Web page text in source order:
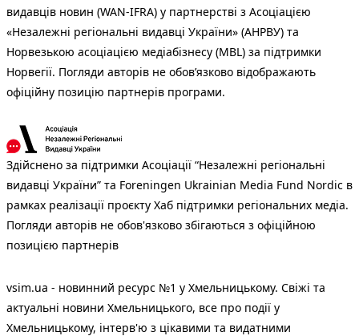
видавців новин (WAN-IFRA) у партнерстві з Асоціацією
«Незалежні регіональні видавці України» (АНРВУ) та
Норвезькою асоціацією медіабізнесу (MBL) за підтримки
Норвегії. Погляди авторів не обов’язково відображають
офіційну позицію партнерів програми.
Здійснено за підтримки Асоціації “Незалежні регіональні
видавці України” та Foreningen Ukrainian Media Fund Nordic в
рамках реалізації проєкту Хаб підтримки регіональних медіа.
Погляди авторів не обов'язково збігаються з офіційною
позицією партнерів
vsim.ua - новинний ресурс №1 у Хмельницькому. Свіжі та
актуальні новини Хмельницького, все про події у
Хмельницькому, інтерв'ю з цікавими та видатними